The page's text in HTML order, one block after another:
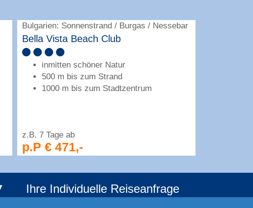
Bulgarien: Sonnenstrand / Burgas / Nessebar
Bella Vista Beach Club
inmitten schöner Natur
500 m bis zum Strand
1000 m bis zum Stadtzentrum
z.B. 7 Tage ab
p.P € 471,-
Ihre Individuelle Reiseanfrage